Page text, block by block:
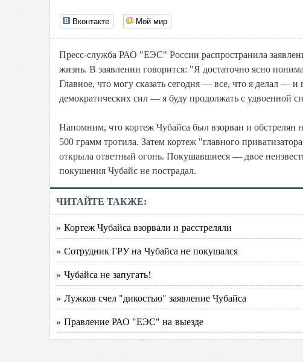
Вконтакте Мой мир
Пресс-служба РАО "ЕЭС" России распространила
жизнь. В заявлении говорится: "Я достаточно ясно
Главное, что могу сказать сегодня — все, что я делал
демократических сил — я буду продолжать с удвоенной
Напомним, что кортеж Чубайса был взорван и
500 грамм тротила. Затем кортеж "главного
открыла ответный огонь. Покушавшиеся — двое
покушения Чубайс не пострадал.
ЧИТАЙТЕ ТАКЖЕ:
» Кортеж Чубайса взорвали и расстреляли
» Сотрудник ГРУ на Чубайса не покушался
» Чубайса не запугать!
» Лужков счел "дикостью" заявление Чубайса
» Правление РАО "ЕЭС" на выезде